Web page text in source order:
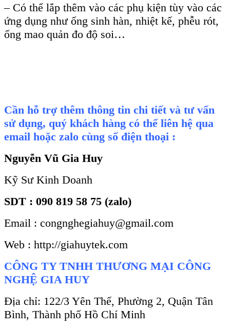
– Có thể lắp thêm vào các phụ kiện tùy vào các
ứng dụng như ống sinh hàn, nhiệt kế, phễu rót,
ống mao quản đo độ soi…
Cần hỗ trợ thêm thông tin chi tiết và tư vấn
sử dụng, quý khách hàng có thể liên hệ qua
email hoặc zalo cùng số điện thoại :
Nguyễn Vũ Gia Huy
Kỹ Sư Kinh Doanh
SDT : 090 819 58 75 (zalo)
Email : congnghegiahuy@gmail.com
Web : http://giahuytek.com
CÔNG TY TNHH THƯƠNG MẠI CÔNG
NGHỆ GIA HUY
Địa chỉ: 122/3 Yên Thế, Phường 2, Quận Tân
Bình, Thành phố Hồ Chí Minh